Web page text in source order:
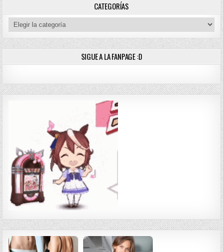
CATEGORÍAS
Categorías
SIGUE A LA FANPAGE :D